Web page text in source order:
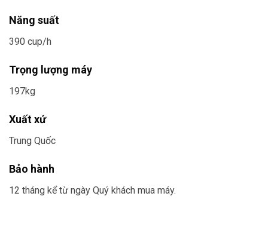
Năng suất
390 cup/h
Trọng lượng máy
197kg
Xuất xứ
Trung Quốc
Bảo hành
12 tháng kể từ ngày Quý khách mua máy.